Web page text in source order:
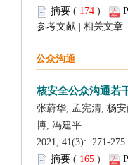
(
)
2021, 41(3): 271-275.
(
)